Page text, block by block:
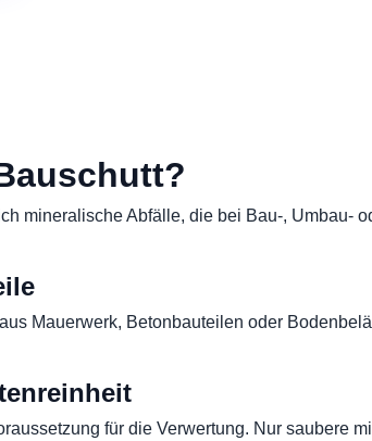
mineralische Abfälle, die bei Bau-, Umbau-
Mauerwerk, Betonbauteilen oder
für die Verwertung. Nur saubere